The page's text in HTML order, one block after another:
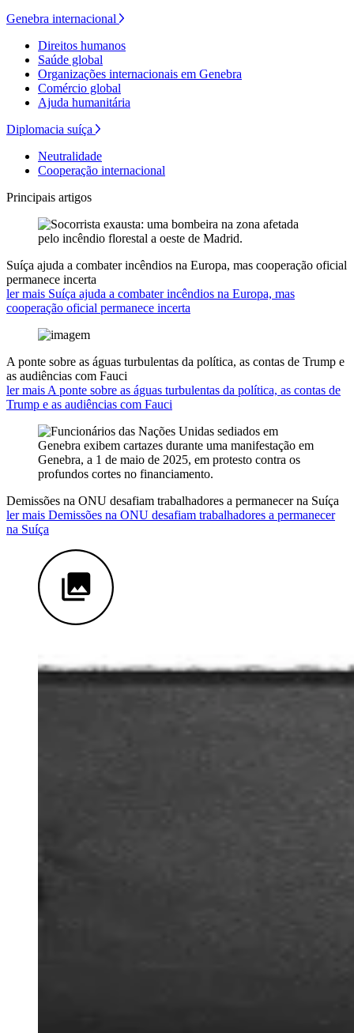
Genebra internacional
Direitos humanos
Saúde global
Organizações internacionais em Genebra
Comércio global
Ajuda humanitária
Diplomacia suíça
Neutralidade
Cooperação internacional
Principais artigos
Suíça ajuda a combater incêndios na Europa, mas cooperação oficial
permanece incerta
ler mais Suíça ajuda a combater incêndios na Europa, mas
cooperação oficial permanece incerta
A ponte sobre as águas turbulentas da política, as contas de Trump e
as audiências com Fauci
ler mais A ponte sobre as águas turbulentas da política, as contas de
Trump e as audiências com Fauci
Demissões na ONU desafiam trabalhadores a permanecer na Suíça
ler mais Demissões na ONU desafiam trabalhadores a permanecer
na Suíça